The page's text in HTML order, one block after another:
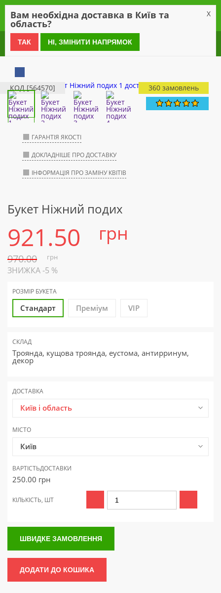
0 800 21 54 55
КОД [564570] 360 замовлень
ГАРАНТІЯ ЯКОСТІ
ДОКЛАДНІШЕ ПРО ДОСТАВКУ
ІНФОРМАЦІЯ ПРО ЗАМІНУ КВІТІВ
Букет Ніжний подих
921.50 грн
970.00 грн
ЗНИЖКА -5 %
РОЗМІР БУКЕТА
Стандарт Преміум VIP
СКЛАД
Троянда, кущова троянда, еустома, антирринум,
декор
ДОСТАВКА
Київ і область
МІСТО
Київ
ВАРТІСТЬДОСТАВКИ
250.00 грн
КІЛЬКІСТЬ, ШТ
ШВИДКЕ ЗАМОВЛЕННЯ
ДОДАТИ ДО КОШИКА
Вам необхідна доставка в Київ та
область?
X
ТАК НІ, ЗМІНИТИ НАПРЯМОК